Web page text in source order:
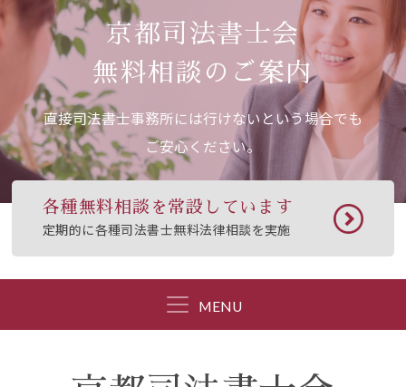
京都司法書士会
無料相談のご案内
直接司法書士事務所には行けないという場合でも
ご安心ください。
各種無料相談を常設しています
定期的に各種司法書士無料法律相談を実施
MENU